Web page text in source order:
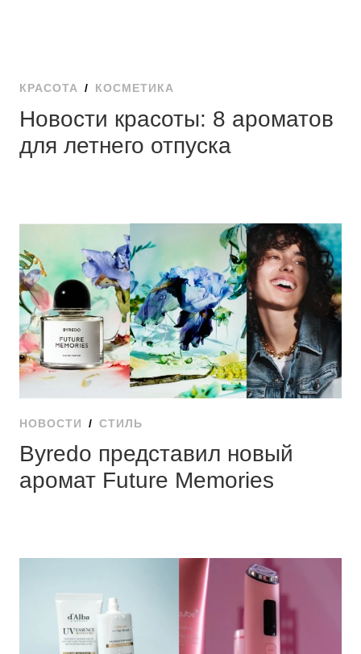
КРАСОТА / КОСМЕТИКА
Новости красоты: 8 ароматов
для летнего отпуска
НОВОСТИ / СТИЛЬ
Byredo представил новый
аромат Future Memories